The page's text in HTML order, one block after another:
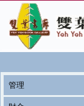
管理